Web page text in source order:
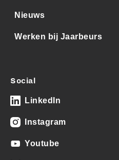
Nieuws
Werken bij Jaarbeurs
Social
LinkedIn
Instagram
Youtube